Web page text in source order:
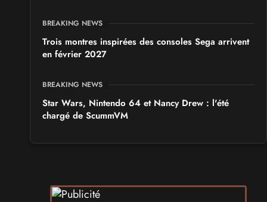
BREAKING NEWS
Trois montres inspirées des consoles Sega arrivent
en février 2027
BREAKING NEWS
Star Wars, Nintendo 64 et Nancy Drew : l'été
chargé de ScummVM